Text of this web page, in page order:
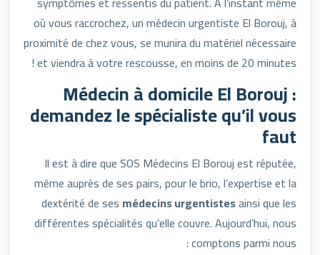
où vous raccrochez, un médecin urgentiste El Borouj, à
proximité de chez vous, se munira du matériel nécessaire
et viendra à votre rescousse, en moins de 20 minutes !
Médecin à domicile El Borouj :
demandez le spécialiste qu’il vous
faut
Il est à dire que SOS Médecins El Borouj est réputée,
même auprès de ses pairs, pour le brio, l’expertise et la
dextérité de ses médecins urgentistesainsi que les
différentes spécialités qu’elle couvre. Aujourd’hui, nous
comptons parmi nous :